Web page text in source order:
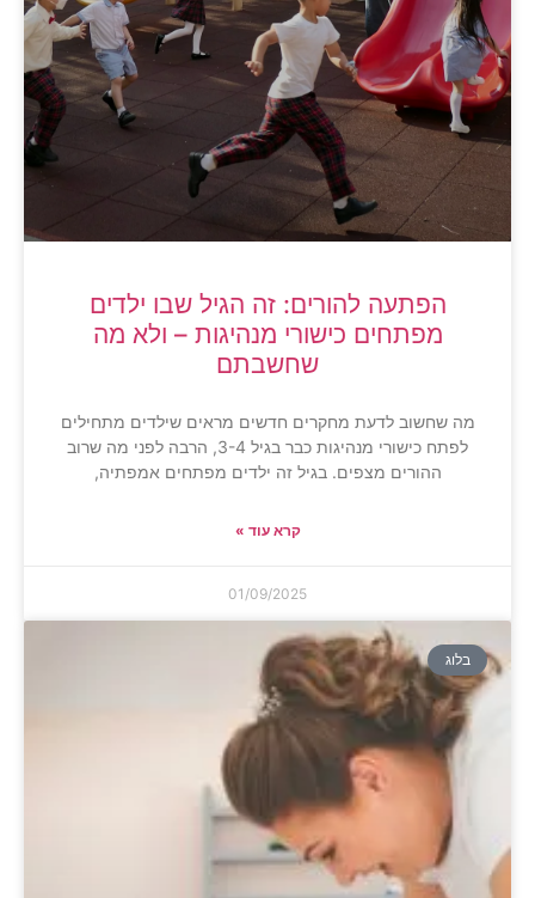
הפתעה להורים: זה הגיל שבו ילדים
מפתחים כישורי מנהיגות – ולא מה
שחשבתם
מה שחשוב לדעת מחקרים חדשים מראים שילדים מתחילים
לפתח כישורי מנהיגות כבר בגיל 3-4, הרבה לפני מה שרוב
ההורים מצפים. בגיל זה ילדים מפתחים אמפתיה,
קרא עוד »
01/09/2025
בלוג